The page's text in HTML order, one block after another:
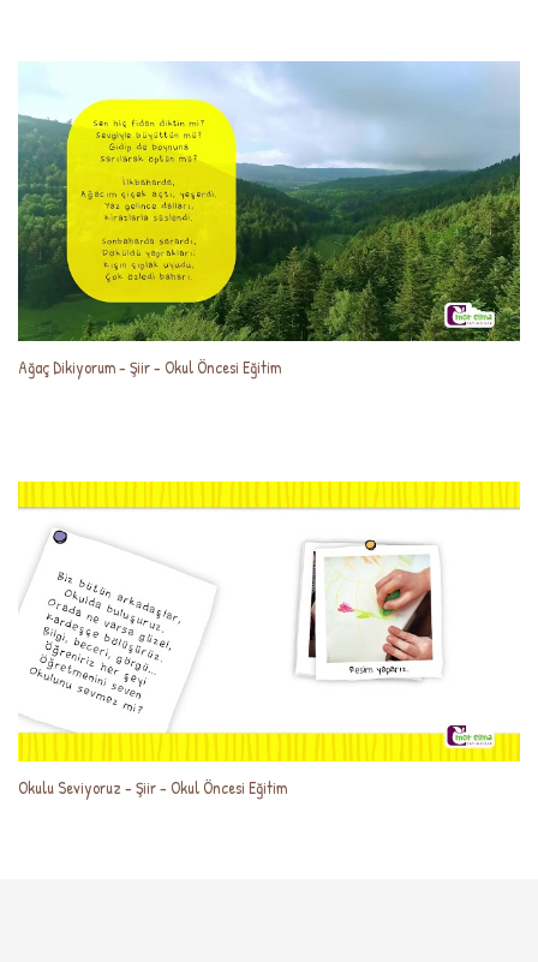
Ağaç Dikiyorum - Şiir - Okul Öncesi Eğitim
Okulu Seviyoruz - Şiir - Okul Öncesi Eğitim